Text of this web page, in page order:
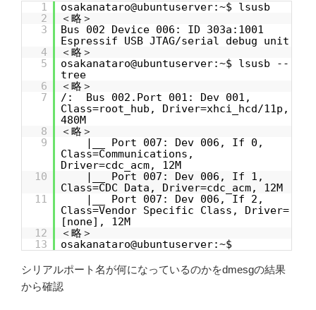
1
osakanataro@ubuntuserver:~$ lsusb
2
＜略＞
3
Bus 002 Device 006: ID 303a:1001
Espressif USB JTAG/serial debug unit
4
＜略＞
5
osakanataro@ubuntuserver:~$ lsusb --
tree
6
＜略＞
7
/: Bus 002.Port 001: Dev 001,
Class=root_hub, Driver=xhci_hcd/11p,
480M
8
＜略＞
9
|__ Port 007: Dev 006, If 0,
Class=Communications,
Driver=cdc_acm, 12M
10
|__ Port 007: Dev 006, If 1,
Class=CDC Data, Driver=cdc_acm, 12M
11
|__ Port 007: Dev 006, If 2,
Class=Vendor Specific Class, Driver=
[none], 12M
12
＜略＞
13
osakanataro@ubuntuserver:~$
シリアルポート名が何になっているのかをdmesgの結果
から確認